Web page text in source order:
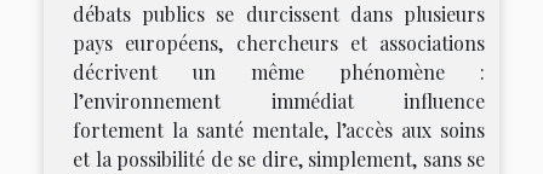
débats publics se durcissent dans plusieurs
pays européens, chercheurs et associations
décrivent un même phénomène :
l’environnement immédiat influence
fortement la santé mentale, l’accès aux soins
et la possibilité de se dire, simplement, sans se